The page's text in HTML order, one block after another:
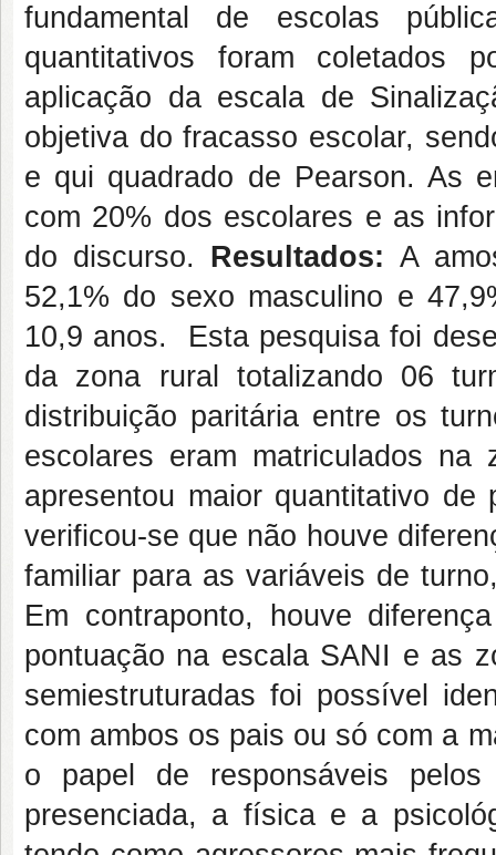
fundamental de escolas
quantitativos foram coletados
aplicação da escala de
objetiva do fracasso escolar,
e qui quadrado de Pearson. As
com 20% dos escolares e as
do discurso. Resultados: A
52,1% do sexo masculino e
10,9 anos. Esta pesquisa foi
da zona rural totalizando 06
distribuição paritária entre os
escolares eram matriculados
apresentou maior quantitativo de
verificou-se que não houve
familiar para as variáveis de
Em contraponto, houve
pontuação na escala SANI e as
semiestruturadas foi possível
com ambos os pais ou só com a
o papel de responsáveis
presenciada, a física e a